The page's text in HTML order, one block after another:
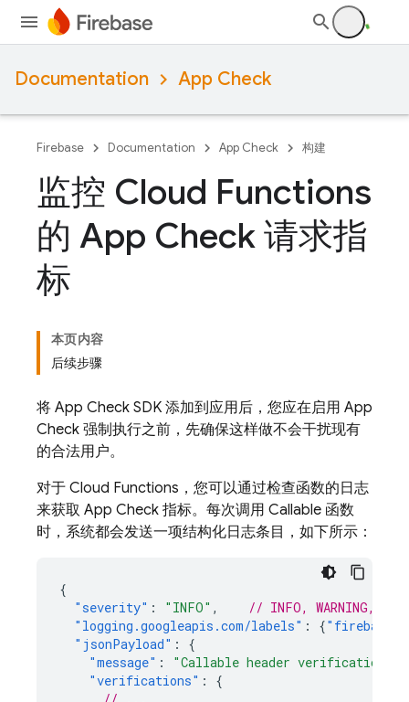
Documentation App Check
Firebase Documentation App Check 构建
监控 Cloud Functions
的 App Check 请求指
标
本页内容
后续步骤
将 App Check SDK 添加到应用后，您应在启用 App
Check 强制执行之前，先确保这样做不会干扰现有
的合法用户。
对于 Cloud Functions ，您可以通过检查函数的日志
来获取 App Check 指标。每次调用 Callable 函数
时，系统都会发送一项结构化日志条目，如下所示：
{
"severity" : "INFO" ,
// INFO, WARNING, or
"logging.googleapis.com/labels" : {"firebase-
"jsonPayload" :
{
"message" :
"Callable header verifications
"verifications" :
{